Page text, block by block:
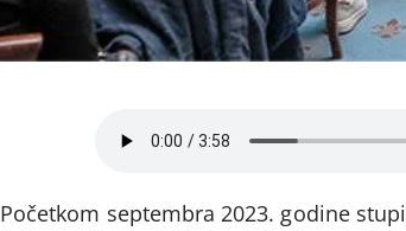
Početkom septembra 2023. godine